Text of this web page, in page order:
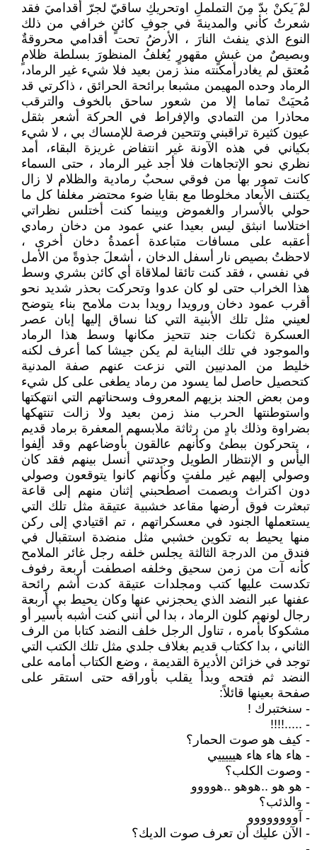
لمْ َيكنْ بدّ مِنَ التململِ اوتحريكِ ساقيّ لجرّ أقداميَ فقد
شعرتُ كأني والمدينةَ في جوفِ كائنٍ خرافي من ذلك
النوع الذي ينفث النارَ ، الأرضُ تحت أقدامي محروقةٌ
وبصيصٌ من غبشٍ مقهورٍ يُغلفُ المنظورَ بسلطة ظلامٍ
مُعتق لم يغادرأمكنته منذ زمن بعيد فلا شيء غير الرماد،
الرماد وحده المهيمن مشبعا برائحة الحرائق ، ذاكرتي قد
مُحيَتْ تماما إلا من شعور ساحق بالخوف والترقب
محاذرا من التمادي والإفراط في الحركة أشعر بثقل
عيون كثيرة تراقبني وتتحين فرصة للإمساك بي ، لا شيء
بكياني في هذه الآونة غير انتفاض غريزة البقاء، أمد
نظري نحو الإتجاهات فلا أجد غير الرماد ، حتى السماء
كانت تمور بها من فوقي سحبٌ رمادية والظلام لا زال
يكتنف الأبعاد مخلوطا مع بقايا ضوء محتضر مغلفا كل ما
حولي بالأسرار والغموض وبينما كنت أختلس نظراتي
اختلاسا انبثق ليس بعيدا عني عمود من دخان رمادي
أعقبه على مسافات متباعدة أعمدةُ دخان أخرى ،
لاحظتُ بصيص نار أسفل الدخان ، أشعلَ جذوةً من الأمل
في نفسي ، فقد كنت تائقا لملاقاة أي كائن بشري وسط
هذا الخراب حتى لو كان عدوا وتحركت بحذر شديد نحو
أقرب عمود دخان ورويدا رويدا بدت ملامح بناء يتوضح
لعيني مثل تلك الأبنية التي كنا نساق إليها إبان عصر
العسكرة ثكنات جند تتحيز مكانها وسط هذا الرماد
والموجود في تلك البناية لم يكن جيشا كما أعرف لكنه
خليط من المدنيين التي نزعت عنهم صفة المدنية
كتحصيل حاصل لما يسود من رماد يطغى على كل شيء
ومن بعض الجند بزيهم المعروف وسحناتهم التي انتهكتها
واستوطنتها الحرب منذ زمن بعيد ولا زالت تنتهكها
بضراوة وذلك بادٍ من رثاثة ملابسهم المعفرة برماد قديم
، يتحركون ببطئ وكأنهم عالقون بأوضاعهم وقد ألِفوا
اليأس و الإنتظار الطويل وجدتني أنسل بينهم فقد كان
وصولي إليهم غير ملفتٍ وكأنهم كانوا يتوقعون وصولي
دون اكتراث وبصمت اصطحبني إثنان منهم إلى قاعة
تبعثرت فوق أرضها مقاعد خشبية عتيقة مثل تلك التي
يستعملها الجنود في معسكراتهم ، تم اقتيادي إلى ركن
منها يحيط به تكوين خشبي مثل منضدة استقبال في
فندق من الدرجة الثالثة يجلس خلفه رجل غائر الملامح
كأنه آت من زمن سحيق وخلفه اصطفت أربعة رفوف
تكدست عليها كتب ومجلدات عتيقة كدت أشم رائحة
عفنها عبر النضد الذي يحجزني عنها وكان يحيط بي أربعة
رجال لونهم كلون الرماد ، بدا لي أنني كنت أشبه بأسير أو
مشكوكا بأمره ، تناول الرجل خلف النضد كتابا من الرف
الثاني ، بدا ككتاب قديم بغلاف جلدي مثل تلك الكتب التي
توجد في خزائن الأديرة القديمة ، وضع الكتاب أمامه على
النضد ثم فتحه وبدأ يقلب بأوراقه حتى استقر على
صفحة بعينها قائلاً:
- سنختبرك !
- .....!!!!
- كيف هو صوت الحمار؟
- هاء هاء هاء هيييييي
- وصوت الكلب؟
- هو هو ..هوهو ..هوووو
- والذئب؟
- آوووووووو
- الآن عليك أن تعرف صوت الديك؟